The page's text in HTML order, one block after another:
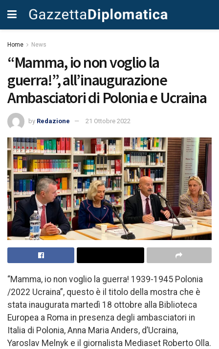
Home News
“Mamma, io non voglio la
guerra!”, all’inaugurazione
Ambasciatori di Polonia e Ucraina
by Redazione 21 Ottobre 2022
“Mamma, io non voglio la guerra! 1939-1945 Polonia
/2022 Ucraina”, questo è il titolo della mostra che è
stata inaugurata martedì 18 ottobre alla Biblioteca
Europea a Roma in presenza degli ambasciatori in
Italia di Polonia, Anna Maria Anders, d’Ucraina,
Yaroslav Melnyk e il giornalista Mediaset Roberto Olla.